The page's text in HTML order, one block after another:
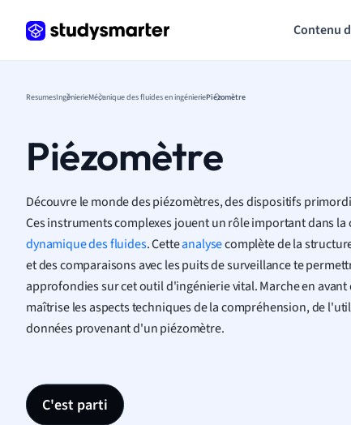
Contenu
ResumesIngénierieMécanique des fluides en ingénieriePiézomètre
Piézomètre
Découvre le monde des piézomètres, des dispositifs
Ces instruments complexes jouent un rôle important dans
dynamique des fluides. Cetteanalysecomplète de la
et des comparaisons avec les puits de surveillance te
approfondies sur cet outil d'ingénierie vital. Marche en
maîtrise les aspects techniques de la compréhension, de
données provenant d'un piézomètre.
C'est parti